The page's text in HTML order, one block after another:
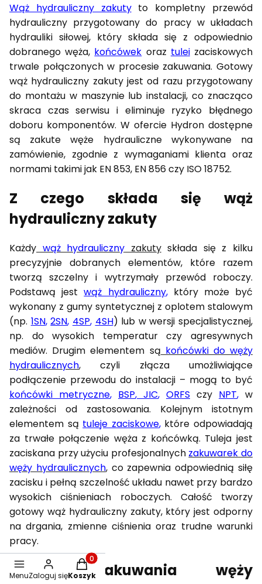
Wąż hydrauliczny zakutyto kompletny przewód
hydrauliczny przygotowany do pracy w układach
hydrauliki siłowej, który składa się z odpowiednio
dobranego węża, końcówek oraz tuleizaciskowych
trwale połączonych w procesie zakuwania. Gotowy
wąż hydrauliczny zakuty jest od razu przygotowany
do montażu w maszynie lub instalacji, co znacząco
skraca czas serwisu i eliminuje ryzyko błędnego
doboru komponentów. W ofercie Hydron dostępne
są zakute węże hydrauliczne wykonywane na
zamówienie, zgodnie z wymaganiami klienta oraz
normami takimi jak EN 853, EN 856 czy ISO 18752.
Z czego składa się wąż
hydrauliczny zakuty
Każdy wąż hydrauliczny zakutyskłada się z kilku
precyzyjnie dobranych elementów, które razem
tworzą szczelny i wytrzymały przewód roboczy.
Podstawą jestwąż hydrauliczny,który może być
wykonany z gumy syntetycznej z oplotem stalowym
(np. 1SN,2SN, 4SP, 4SH) lub w wersji specjalistycznej,
np. do wysokich temperatur czy agresywnych
mediów. Drugim elementem są końcówki do węży
hydraulicznych, czyli złącza umożliwiające
podłączenie przewodu do instalacji – mogą to być
końcówki metryczne, BSP, JIC, ORFS czy NPT, w
zależności od zastosowania. Kolejnym istotnym
elementem są tuleje zaciskowe,które odpowiadają
za trwałe połączenie węża z końcówką. Tuleja jest
zaciskana przy użyciu profesjonalnych zakuwarek do
węży hydraulicznych,co zapewnia odpowiednią siłę
zacisku i pełną szczelność układu nawet przy bardzo
wysokich ciśnieniach roboczych. Całość tworzy
gotowy wąż hydrauliczny zakuty, który jest odporny
na drgania, zmienne ciśnienia oraz trudne warunki
pracy.
Proces zakuwania węży
MenuZaloguj się
Produkty w koszyku: 0. Zobacz szczegóły
Koszyk